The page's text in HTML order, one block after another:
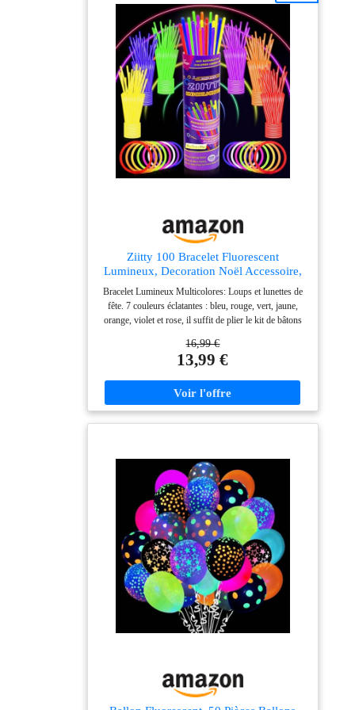
Ziitty 100 Bracelet Fluorescent
Lumineux, Decoration Noël Accessoire,
7 Magnifiques Couleurs Bâton
Lumineux, Accessoire Fluo, Loups et
lunettes de fête Gadgets Néon pour
Décoration Nouvel an de Fête
Bracelet Lumineux Multicolores: Loups et lunettes de
fête. 7 couleurs éclatantes : bleu, rouge, vert, jaune,
orange, violet et rose, il suffit de plier le kit de bâtons
pour les fêtes du Nouvel An, noël, les activités de
fêtes, le camping, les concerts et autres activités
sans fuite: Loups et lunettes de fête, Fabriqué avec des
matériaux de qualité supérieure pour la durabilité et la
pour les fêtes de piscine, les activités de plage, etc.
Cadeaux Enfant Longue Durée de Luminescence:
Loups et lunettes de fête, Les bâtons lumineux
fluorescent ont une durée de luminescence de 8 à 12
heures, ce qui permet de les faire briller toute la nuit
lors de la fête. Rendez vos événements plus
mémorables avec nos bâtonnets lumineux de haute
qualité. Leur longue durée de luminescence vous fera
briller de mille feux lors de la fête. Cotillons nouvel an
Possibilités Infinies: Loups et lunettes de fête, Soyez
créatif avec nos bracelet fluorescent lumineux! Créez
des petits cadeaux anniversaire, des vetement fluo, des
bracelet soiree et bien plus encore! Vous pouvez coller
toute la nuit.Les bâtons lumineux sont les meilleurs
Accessoires pour la fête du nouvel an Le Cadeau le
Plus Cool: Loups et lunettes de fête. Le cadeau le plus
16,99 €
13,99 €